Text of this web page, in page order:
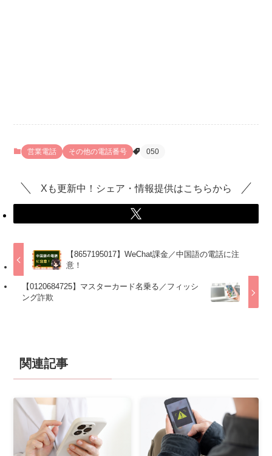
営業電話 その他の電話番号 050
Xも更新中！シェア・情報提供はこちらから
【8657195017】WeChat課金／中国語の電話に注
意！
【0120684725】マスターカード名乗る／フィッシ
ング詐欺
関連記事